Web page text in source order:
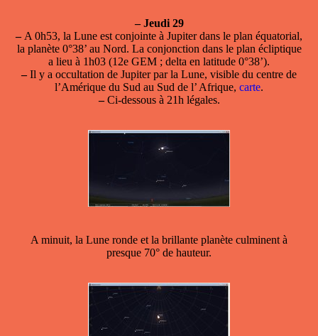
– Jeudi 29
–A 0h53, la Lune est conjointe à Jupiterdans le plan équatorial,
la planète 0°38’ au Nord. La conjonction dans le plan écliptique
a lieu à 1h03 (12e GEM ; delta en latitude 0°38’).
–Il y a occultation de Jupiter par la Lune, visible du centre de
l’Amérique du Sud au Sud de l’ Afrique, carte.
–Ci-dessous à 21h légales.
A minuit, la Lune ronde et la brillante planète culminent à
presque 70° de hauteur.